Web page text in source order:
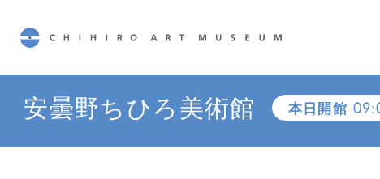
安曇野ちひろ美術館 本日開館